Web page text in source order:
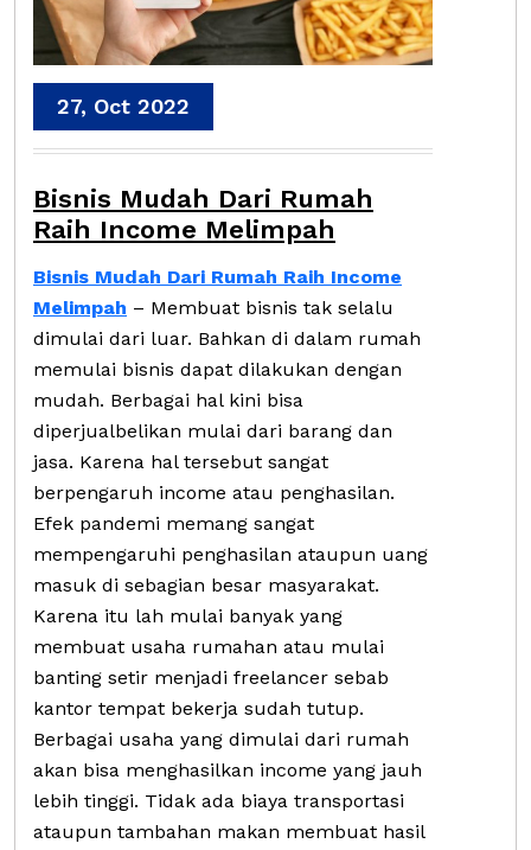
27, Oct 2022
Bisnis Mudah Dari Rumah
Raih Income Melimpah
Bisnis Mudah Dari Rumah Raih Income
Melimpah – Membuat bisnis tak selalu
dimulai dari luar. Bahkan di dalam rumah
memulai bisnis dapat dilakukan dengan
mudah. Berbagai hal kini bisa
diperjualbelikan mulai dari barang dan
jasa. Karena hal tersebut sangat
berpengaruh income atau penghasilan.
Efek pandemi memang sangat
mempengaruhi penghasilan ataupun uang
masuk di sebagian besar masyarakat.
Karena itu lah mulai banyak yang
membuat usaha rumahan atau mulai
banting setir menjadi freelancer sebab
kantor tempat bekerja sudah tutup.
Berbagai usaha yang dimulai dari rumah
akan bisa menghasilkan income yang jauh
lebih tinggi. Tidak ada biaya transportasi
ataupun tambahan makan membuat hasil